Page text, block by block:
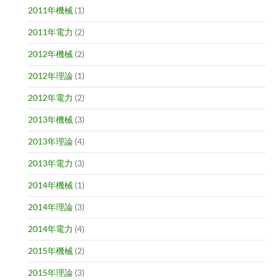
2011年機械 (1)
2011年電力 (2)
2012年機械 (2)
2012年理論 (1)
2012年電力 (2)
2013年機械 (3)
2013年理論 (4)
2013年電力 (3)
2014年機械 (1)
2014年理論 (3)
2014年電力 (4)
2015年機械 (2)
2015年理論 (3)